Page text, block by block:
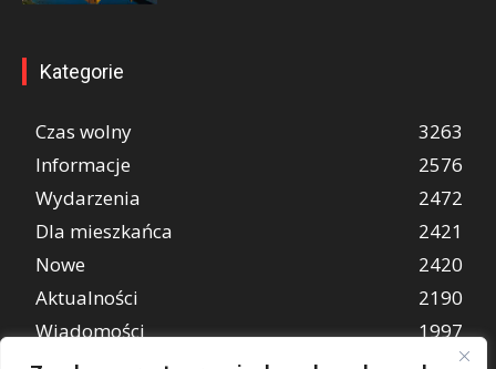
Kategorie
Czas wolny
3263
Informacje
2576
Wydarzenia
2472
Dla mieszkańca
2421
Nowe
2420
Aktualności
2190
Wiadomości
1997
REKLAMA
849